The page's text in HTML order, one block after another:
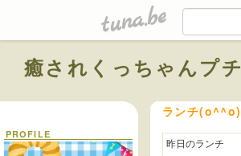
tuna.be
癒されくっちゃんプチ
PROFILE
ランチ(o^^o)
昨日のランチ